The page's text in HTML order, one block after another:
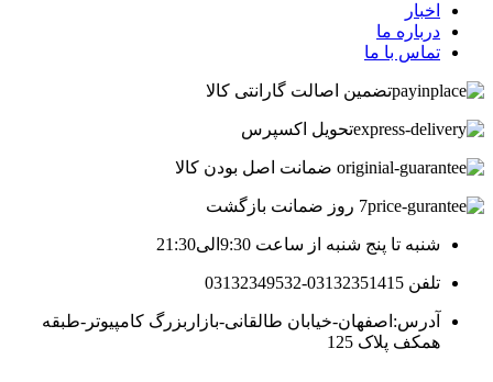
اخبار
درباره ما
تماس با ما
تضمین اصالت گارانتی کالا
تحویل اکسپرس
ضمانت اصل بودن کالا
7 روز ضمانت بازگشت
شنبه تا پنج شنبه از ساعت 9:30الی21:30
تلفن 03132351415-03132349532
آدرس:اصفهان-خیابان طالقانی-بازاربزرگ کامپیوتر-طبقه
همکف پلاک 125